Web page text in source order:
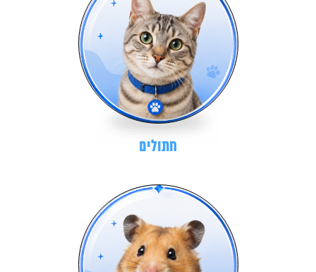
חתולים